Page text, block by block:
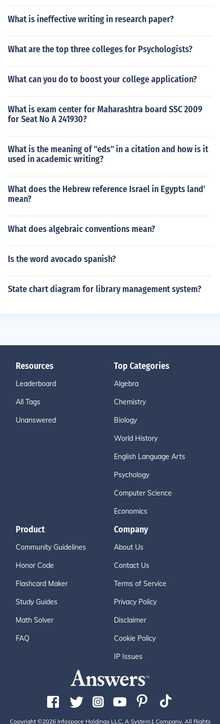
What is ineffective writing in research paper?
What are the top three colleges for Psychologists?
What can you do to boost your college application?
What is exam center for Maharashtra board SSC 2009
for Seat No A 241930?
What is the meaning of "eds" in a citation and how is it
used in academic writing?
What does the Hebrew reference Israel in Egypts land'
mean?
What does algebraic conventions mean?
Is the word avocado spanish?
State chart diagram for library management system?
Resources
Leaderboard
All Tags
Unanswered
Top Categories
Algebra
Chemistry
Biology
World History
English Language Arts
Psychology
Computer Science
Economics
Product
Community Guidelines
Honor Code
Flashcard Maker
Study Guides
Math Solver
FAQ
Company
About Us
Contact Us
Terms of Service
Privacy Policy
Disclaimer
Cookie Policy
IP Issues
Copyright ©2026 Infospace Holdings LLC, A System1 Company. All Rights